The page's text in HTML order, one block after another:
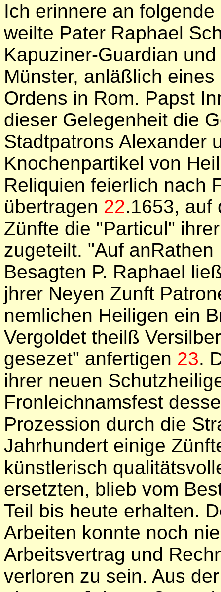
Ich erinnere an
weilte Pater Raphael
Kapuziner-Guardian
Münster, anläßlich
Ordens in Rom. Papst
dieser Gelegenheit die
Stadtpatrons Alexander
Knochenpartikel von
Reliquien feierlich nach
übertragen 22.1653, auf
Zünfte die "Particul"
zugeteilt. "Auf anRathen
Besagten P. Raphael
jhrer Neyen Zunft
nemlichen Heiligen ein
Vergoldet theilß
gesezet" anfertigen 23.
ihrer neuen
Fronleichnamsfest
Prozession durch die
Jahrhundert einige
künstlerisch
ersetzten, blieb vom
Teil bis heute erhalten.
Arbeiten konnte noch
Arbeitsvertrag und
verloren zu sein. Aus